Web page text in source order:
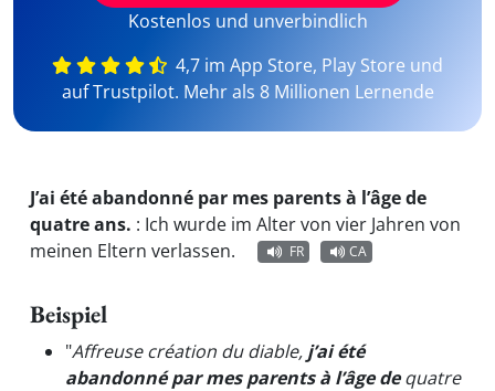
Kostenlos und unverbindlich
4,7 im App Store, Play Store und
auf Trustpilot. Mehr als 8 Millionen Lernende
J’ai été abandonné par mes parents à l’âge de
quatre ans. : Ich wurde im Alter von vier Jahren von
meinen Eltern verlassen.
FR CA
Beispiel
"Affreuse création du diable, j’ai été
abandonné par mes parents à l’âge dequatre